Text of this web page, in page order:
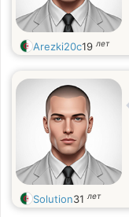
Arezki20c19 лет
Solution31 лет